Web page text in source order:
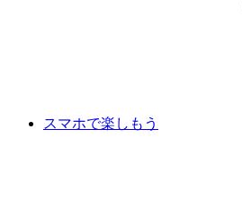
スマホで楽しもう